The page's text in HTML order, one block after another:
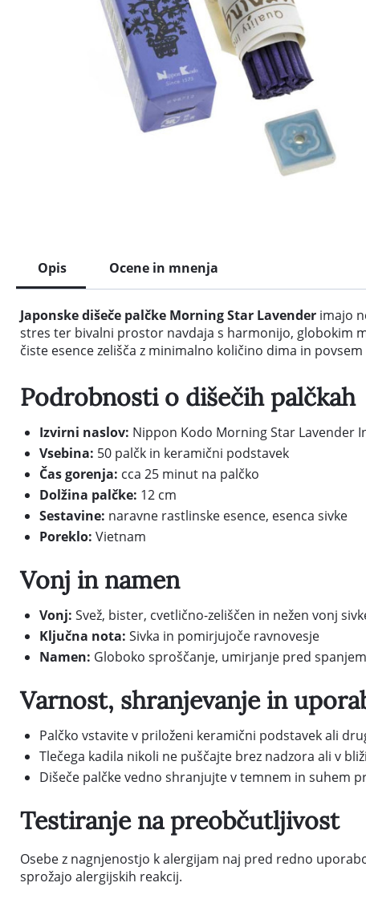
Opis Ocene in mnenja
Japonske dišeče palčke Morning Star Lavender imajo
stres ter bivalni prostor navdaja s harmonijo, globokim
čiste esence zelišča z minimalno količino dima in
Podrobnosti o dišečih palčkah
Izvirni naslov: Nippon Kodo Morning Star Lavender
Vsebina: 50 palčk in keramični podstavek
Čas gorenja: cca 25 minut na palčko
Dolžina palčke: 12 cm
Sestavine: naravne rastlinske esence, esenca sivke
Poreklo: Vietnam
Vonj in namen
Vonj: Svež, bister, cvetlično-zeliščen in nežen vonj
Ključna nota: Sivka in pomirjujoče ravnovesje
Namen: Globoko sproščanje, umirjanje pred
Varnost, shranjevanje in
Palčko vstavite v priloženi keramični podstavek ali
Tlečega kadila nikoli ne puščajte brez nadzora ali v
Dišeče palčke vedno shranjujte v temnem in suhem
Testiranje na preobčutljivost
Osebe z nagnjenostjo k alergijam naj pred redno
sprožajo alergijskih reakcij.